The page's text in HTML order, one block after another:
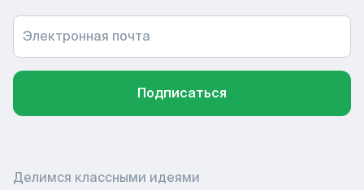
Электронная почта
Подписаться
Делимся классными идеями